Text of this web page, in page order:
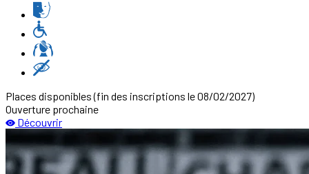
Places disponibles(fin des inscriptions le 08/02/2027)
Ouverture prochaine
Découvrir